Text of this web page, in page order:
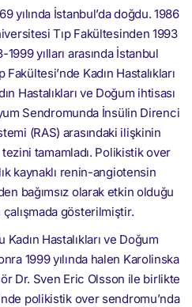
yılında İstanbul’da doğdu. 1986
Tıp Fakültesinden 1993
1999 yılları arasında İstanbul
Kadın Hastalıkları
Hastalıkları ve Doğum ihtisası
Sendromunda İnsülin Direnci
(RAS) arasındaki ilişkinin
tamamladı. Polikistik over
kaynaklı renin-angiotensin
bağımsız olarak etkin olduğu
gösterilmiştir.
Hastalıkları ve Doğum
1999 yılında halen Karolinska
Dr. Sven Eric Olsson ile birlikte
polikistik over sendromu’nda